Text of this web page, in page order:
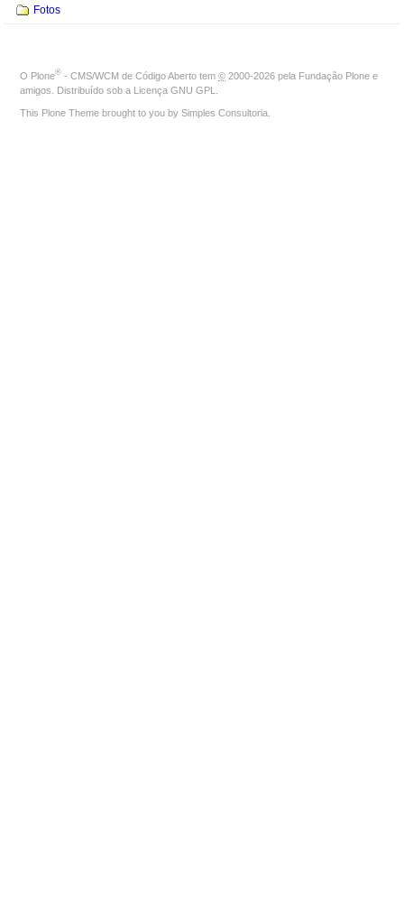
Fotos
O Plone® - CMS/WCM de Código Aberto tem © 2000-2026 pela Fundação Plone e
amigos. Distribuído sob a Licença GNU GPL
This Plone Theme brought to you by Simples Consultoria